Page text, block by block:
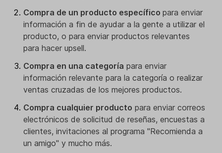
Compra de un producto específicopara enviar
información a fin de ayudar a la gente a utilizar el
producto, o para enviar productos relevantes
para hacer upsell.
Compra en una categoría para enviar
información relevante para la categoría o realizar
ventas cruzadas de los mejores productos.
Compra cualquier producto para enviar correos
electrónicos de solicitud de reseñas, encuestas a
clientes, invitaciones al programa "Recomienda a
un amigo" y mucho más.